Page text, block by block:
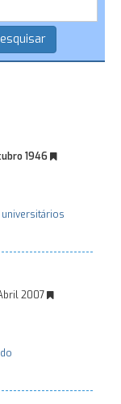
1946
universitários
2007